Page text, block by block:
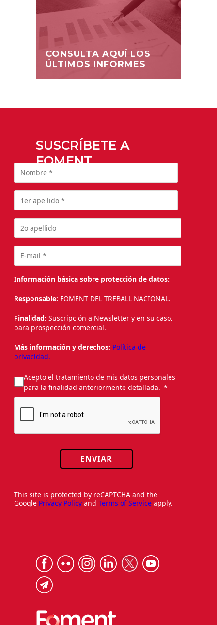
CONSULTA AQUÍ LOS
ÚLTIMOS INFORMES
SUSCRÍBETE A
FOMENT
Información básica sobre protección de datos:
Responsable: FOMENT DEL TREBALL NACIONAL.
Finalidad: Suscripción a Newsletter y en su caso,
para prospección comercial.
Más información y derechos: Política de
privacidad.
Acepto el tratamiento de mis datos personales
para la finalidad anteriormente detallada.
ENVIAR
This site is protected by reCAPTCHA and the
Google Privacy Policy and Terms of Service apply.